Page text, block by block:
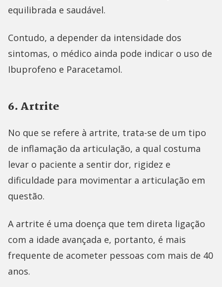
equilibrada e saudável.
Contudo, a depender da intensidade dos
sintomas, o médico ainda pode indicar o uso de
Ibuprofeno e Paracetamol.
6. Artrite
No que se refere à artrite, trata-se de um tipo
de inflamação da articulação, a qual costuma
levar o paciente a sentir dor, rigidez e
dificuldade para movimentar a articulação em
questão.
A artrite é uma doença que tem direta ligação
com a idade avançada e, portanto, é mais
frequente de acometer pessoas com mais de 40
anos.